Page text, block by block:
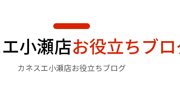
小瀬店お役立ちブ
カネスエ小瀬店お役立ちブログ